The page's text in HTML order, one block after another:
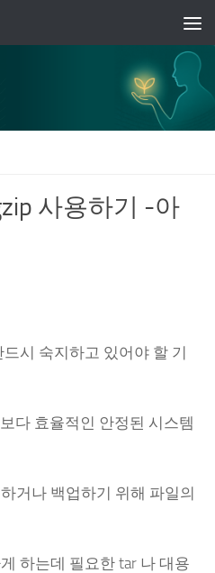
사용하기 -아
시 숙지하고 있어야 할 기
다 효율적인 안정된 시스템
거나 백업하기 위해 파일의
하는데 필요한 tar 나 대용